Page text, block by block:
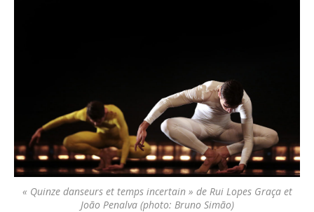
« Quinze danseurs et temps incertain » de Rui Lopes Graça et
João Penalva (photo: Bruno Simão)